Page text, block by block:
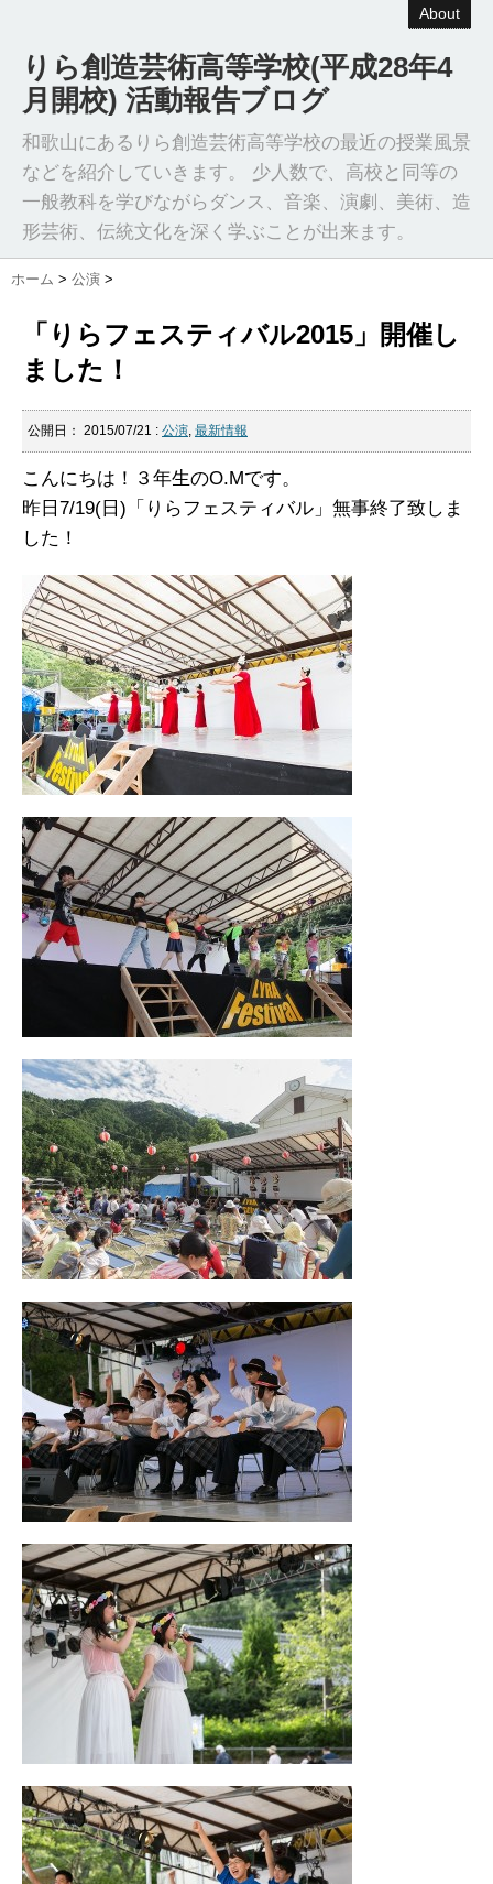
About
りら創造芸術高等学校(平成28年4
月開校) 活動報告ブログ
和歌山にあるりら創造芸術高等学校の最近の授業風景
などを紹介していきます。 少人数で、高校と同等の
一般教科を学びながらダンス、音楽、演劇、美術、造
形芸術、伝統文化を深く学ぶことが出来ます。
ホーム > 公演 >
「りらフェスティバル2015」開催し
ました！
公開日： 2015/07/21 : 公演, 最新情報
こんにちは！３年生のO.Mです。
昨日7/19(日)「りらフェスティバル」無事終了致しま
した！